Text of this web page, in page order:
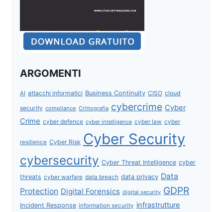
ARGOMENTI
AI attacchi informatici Business Continuity CISO cloud
security compliance Crittografia cybercrime Cyber
Crime cyber defence cyber intelligence cyber law cyber
resilience Cyber Risk Cyber Security
cybersecurity Cyber Threat Intelligence cyber
threats cyber warfare data breach data privacy Data
Protection Digital Forensics digital security GDPR
Incident Response information security infrastrutture